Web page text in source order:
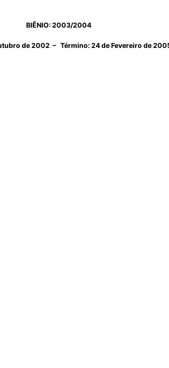
BIÊNIO: 2003/2004
de 2002 – Término: 24 de Fevereiro de